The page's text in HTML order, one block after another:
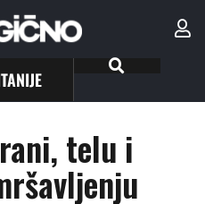
telu i